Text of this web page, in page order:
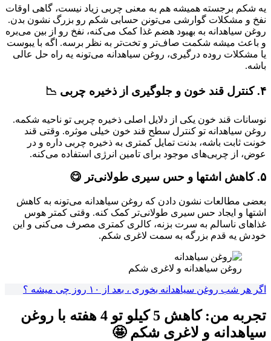
یه شکم برجسته همیشه هم به معنی چربی زیاد نیست، گاهی اوقات
نفخ و مشکلات گوارشی می‌تونن حسابی شکم رو بزرگ نشون بدن.
روغن سیاهدانه به بهبود هضم غذا کمک می‌کنه، نفخ رو از بین می‌بره
و باعث میشه شکمت صاف‌تر و تخت‌تر به نظر برسه. اگه با یبوست
یا مشکلات روده درگیری، روغن سیاهدانه می‌تونه یه راه حل عالی
باشه.
۴. کنترل قند خون و جلوگیری از ذخیره چربی 📉
نوسانات قند خون یکی از دلایل اصلی ذخیره چربی تو ناحیه شکمه.
روغن سیاهدانه تو کنترل سطح قند خون خیلی موثره. وقتی قند
خونت ثابت باشه، بدنت تمایل کمتری به ذخیره چربی داره و در
عوض، از چربی‌های موجود برای تامین انرژی استفاده می‌کنه.
۵. کاهش اشتها و حس سیری طولانی‌تر 😋
بعضی مطالعات نشون دادن که روغن سیاهدانه می‌تونه به کاهش
اشتها و ایجاد حس سیری طولانی‌تر کمک کنه. وقتی کمتر هوس
غذاهای ناسالم به سرت بزنه، کالری کمتری مصرف می‌کنی و این
خودش یه قدم بزرگه به سمت لاغری شکم.
روغن سیاهدانه و لاغری شکم
اگر هر شب روغن سیاهدانه بخوری ، بعد از ۱۰ روز چی میشه ؟
تجربه من: کاهش 5 کیلو تو 4 هفته با روغن
سیاهدانه و لاغری شکم 🤩